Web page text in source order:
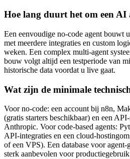
Hoe lang duurt het om een AI
Een eenvoudige no-code agent bouwt
met meerdere integraties en custom
weken. Een complex multi-agent
bouw volgt altijd een testperiode van
historische data voordat u live gaat.
Wat zijn de minimale
Voor no-code: een account bij n8n,
(gratis starters beschikbaar) en een
Anthropic. Voor code-based agents:
API-integraties en een cloud-
of een VPS). Een database voor
sterk aanbevolen voor